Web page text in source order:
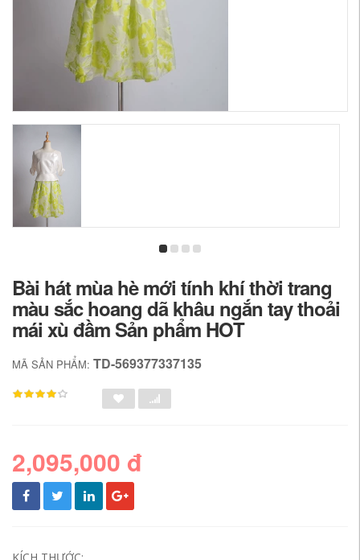
Bài hát mùa hè mới tính khí thời trang
màu sắc hoang dã khâu ngắn tay thoải
mái xù đầm Sản phẩm HOT
MÃ SẢN PHẨM: TD-569377337135
2,095,000 đ
KÍCH THƯỚC: